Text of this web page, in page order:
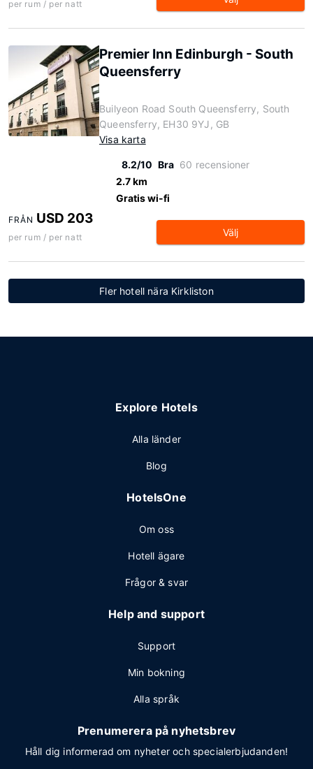
per rum / per natt
Premier Inn Edinburgh - South
Queensferry
Builyeon Road South Queensferry, South
Queensferry, EH30 9YJ, GB
Visa karta
8.2/10 Bra 60 recensioner
2.7 km
Gratis wi-fi
FRÅN USD 203
per rum / per natt Välj
Fler hotell nära Kirkliston
Explore Hotels
Alla länder
Blog
HotelsOne
Om oss
Hotell ägare
Frågor & svar
Help and support
Support
Min bokning
Alla språk
Prenumerera på nyhetsbrev
Håll dig informerad om nyheter och specialerbjudanden!